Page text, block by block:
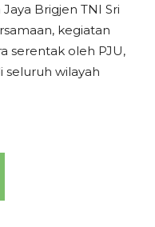
Brigjen TNI Sri
kegiatan
serentak oleh PJU,
seluruh wilayah